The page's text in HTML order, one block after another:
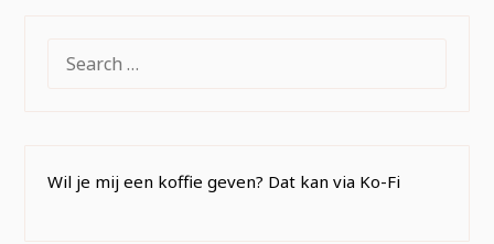
FOR:
Wil je mij een koffie geven? Dat kan via Ko-Fi